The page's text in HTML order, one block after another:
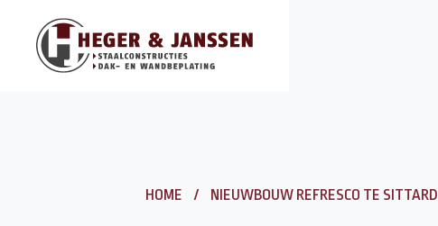
HOME / NIEUWBOUW REFRESCO TE SITTARD